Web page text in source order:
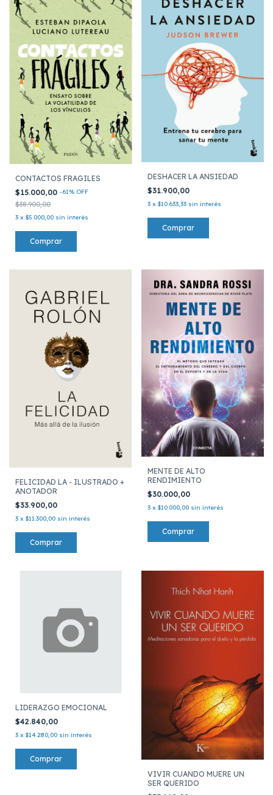
CONTACTOS FRAGILES
$15.000,00 -61% OFF
$38.900,00
3 x $5.000,00 sin interés
DESHACER LA ANSIEDAD
$31.900,00
3 x $10.633,33 sin interés
FELICIDAD LA - ILUSTRADO +
ANOTADOR
$33.900,00
3 x $11.300,00 sin interés
MENTE DE ALTO
RENDIMIENTO
$30.000,00
3 x $10.000,00 sin interés
LIDERAZGO EMOCIONAL
$42.840,00
3 x $14.280,00 sin interés
VIVIR CUANDO MUERE UN
SER QUERIDO